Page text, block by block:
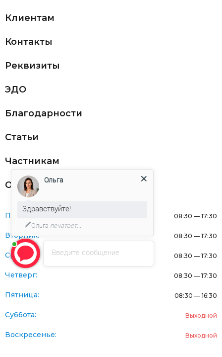
Клиентам
Контакты
Реквизиты
ЭДО
Благодарности
Статьи
Частникам
Оферта
Понедельник: 08:30 — 17:30
Вторник: 08:30 — 17:30
Среда: 08:30 — 17:30
Четверг: 08:30 — 17:30
Пятница: 08:30 — 16:30
Суббота: Выходной
Воскресенье: Выходной
Введите сообщение
Ольга
Здравствуйте!
Ольга печатает...